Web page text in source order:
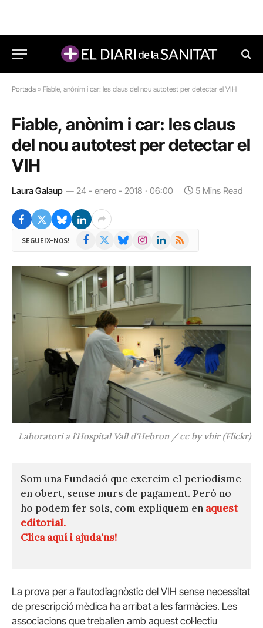
Portada » Fiable, anònim i car: les claus del nou autotest per detectar el VIH
Fiable, anònim i car: les claus
del nou autotest per detectar el
VIH
Laura Galaup 24 - enero - 2018 · 06:00 5 Mins Read
SEGUEIX-NOS! Facebook BlueskyInstagramLinkedIn
RSS
Laboratori a l'Hospital Vall d'Hebron / cc by vhir (Flickr)
Som una Fundació que exercim el periodisme
en obert, sense murs de pagament. Però no
ho podem fer sols, com expliquem en aquest
editorial.
Clica aquí i ajuda'ns!
La prova per a l’autodiagnòstic del VIH sense necessitat
de prescripció mèdica ha arribat a les farmàcies. Les
associacions que treballen amb aquest col·lectiu